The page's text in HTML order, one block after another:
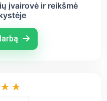
įvairovė ir reikšmė